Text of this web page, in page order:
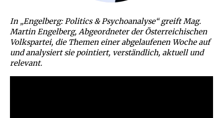
In „Engelberg: Politics & Psychoanalyse“ greift Mag.
Martin Engelberg, Abgeordneter der Österreichischen
Volkspartei, die Themen einer abgelaufenen Woche auf
und analysiert sie pointiert, verständlich, aktuell und
relevant.